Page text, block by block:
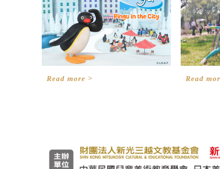
Read more > Read